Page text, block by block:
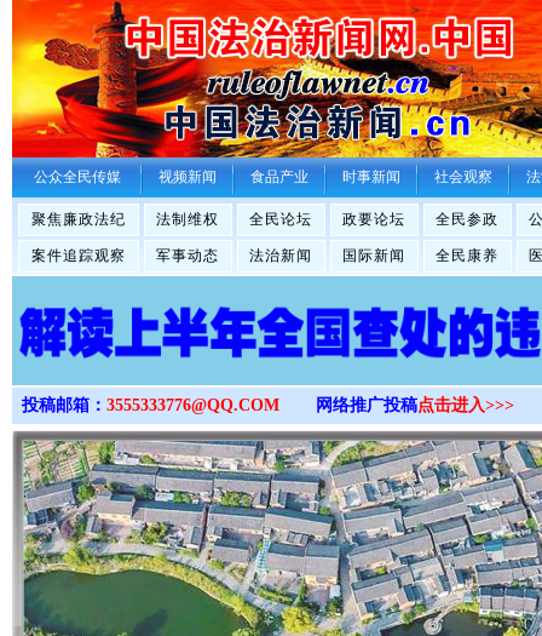
>
公众全民传媒 视频新闻 食品产业 时事新闻 社会观察
聚焦廉政法纪 法制维权 全民论坛 政要论坛 全民参政
案件追踪观察 军事动态 法治新闻 国际新闻 全民康养
投稿邮箱： 3555333776@QQ.COM 网络推广投稿点击进入>>>